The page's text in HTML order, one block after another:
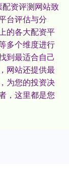
资评测网站致
台评估与分
的各大配资平
多个维度进行
到最适合自己
网站还提供最
为您的投资决
，这里都是您